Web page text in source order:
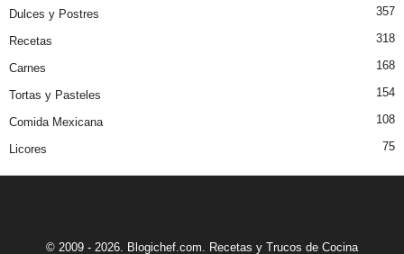
Dulces y Postres 357
Recetas 318
Carnes 168
Tortas y Pasteles 154
Comida Mexicana 108
Licores 75
© 2009 - 2026. Blogichef.com. Recetas y Trucos de Cocina